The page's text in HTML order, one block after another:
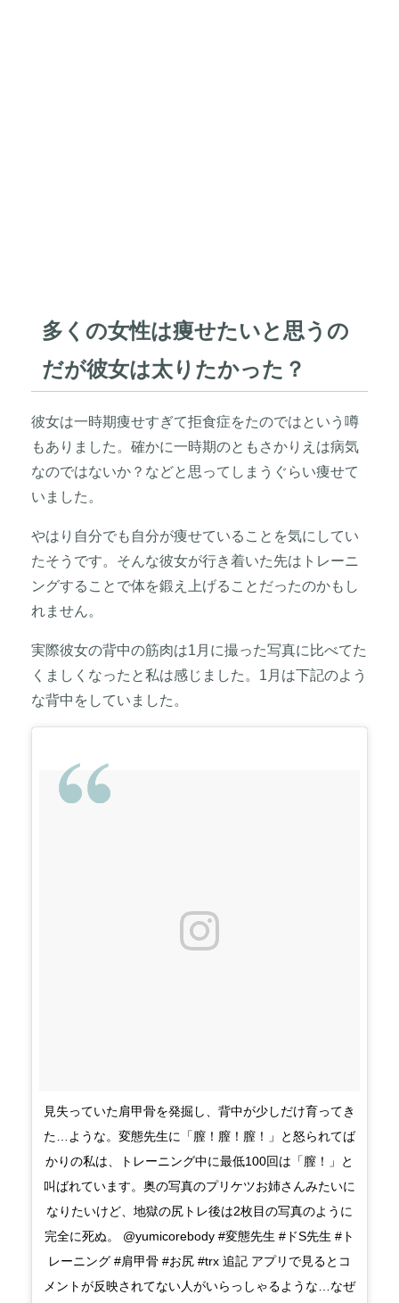
多くの女性は痩せたいと思うの
だが彼女は太りたかった？
彼女は一時期痩せすぎて拒食症をたのではという噂
もありました。確かに一時期のともさかりえは病気
なのではないか？などと思ってしまうぐらい痩せて
いました。
やはり自分でも自分が痩せていることを気にしてい
たそうです。そんな彼女が行き着いた先はトレーニ
ングすることで体を鍛え上げることだったのかもし
れません。
実際彼女の背中の筋肉は1月に撮った写真に比べてた
くましくなったと私は感じました。1月は下記のよう
な背中をしていました。
見失っていた肩甲骨を発掘し、背中が少しだけ育ってき
た…ような。変態先生に「膣！膣！膣！」と怒られてば
かりの私は、トレーニング中に最低100回は「膣！」と
叫ばれています。奥の写真のプリケツお姉さんみたいに
なりたいけど、地獄の尻トレ後は2枚目の写真のように
完全に死ぬ。 @yumicorebody #変態先生 #ドS先生 #ト
レーニング #肩甲骨 #お尻 #trx 追記 アプリで見るとコ
メントが反映されてない人がいらっしゃるような…なぜ